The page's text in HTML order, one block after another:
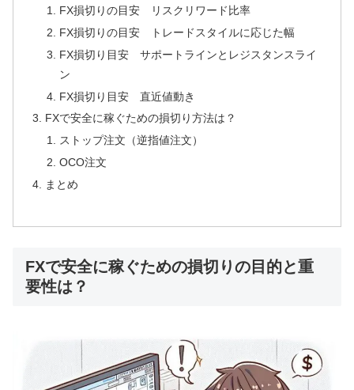
FX損切りの目安 リスクリワード比率
FX損切りの目安 トレードスタイルに応じた幅
FX損切り目安 サポートラインとレジスタンスライ
ン
FX損切り目安 直近値動き
FXで安全に稼ぐための損切り方法は？
ストップ注文（逆指値注文）
OCO注文
まとめ
FXで安全に稼ぐための損切りの目的と重
要性は？